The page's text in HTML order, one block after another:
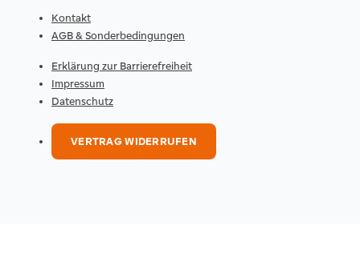
Kontakt
AGB & Sonderbedingungen
Erklärung zur Barrierefreiheit
Impressum
Datenschutz
VERTRAG WIDERRUFEN